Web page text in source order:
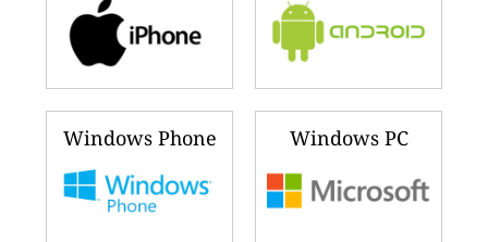
Windows Phone Windows PC